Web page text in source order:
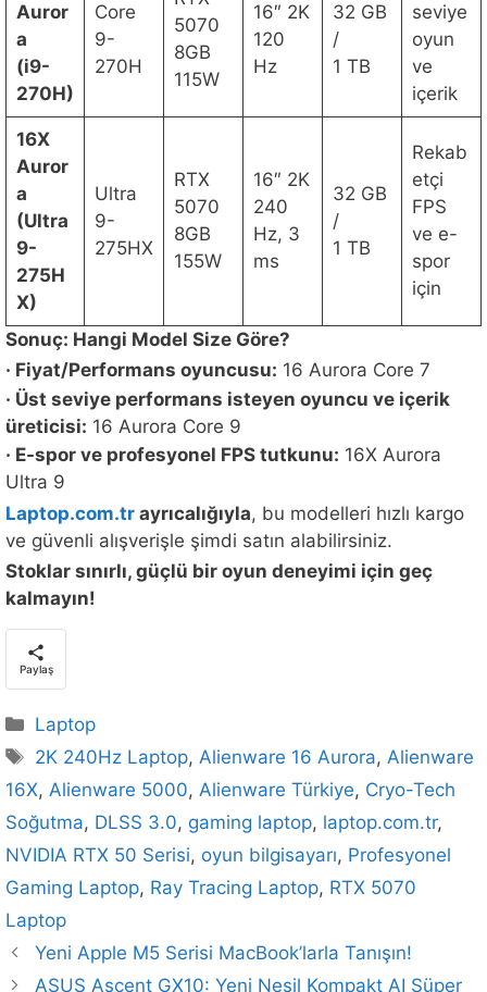
Auror
a
(i9-
270H)
Core
9-
270H
5070
8GB
115W
16″ 2K
120
Hz
32 GB
/
1 TB
seviye
oyun
ve
içerik
16X
Auror
a
(Ultra
9-
275H
X)
Ultra
9-
275HX
RTX
5070
8GB
155W
16″ 2K
240
Hz, 3
ms
32 GB
/
1 TB
Rekab
etçi
FPS
ve e-
spor
için
Sonuç: Hangi Model Size Göre?
· Fiyat/Performans oyuncusu: 16 Aurora Core 7
· Üst seviye performans isteyen oyuncu ve içerik
üreticisi: 16 Aurora Core 9
· E-spor ve profesyonel FPS tutkunu: 16X Aurora
Ultra 9
Laptop.com.tr ayrıcalığıyla, bu modelleri hızlı kargo
ve güvenli alışverişle şimdi satın alabilirsiniz.
Stoklar sınırlı, güçlü bir oyun deneyimi için geç
kalmayın!
Paylaş
Kategoriler
Laptop
Etiketler
2K 240Hz Laptop, Alienware 16 Aurora, Alienware
16X, Alienware 5000, Alienware Türkiye, Cryo-Tech
Soğutma, DLSS 3.0, gaming laptop, laptop.com.tr,
NVIDIA RTX 50 Serisi, oyun bilgisayarı, Profesyonel
Gaming Laptop, Ray Tracing Laptop, RTX 5070
Laptop
Yeni Apple M5 Serisi MacBook’larla Tanışın!
ASUS Ascent GX10: Yeni Nesil Kompakt AI Süper